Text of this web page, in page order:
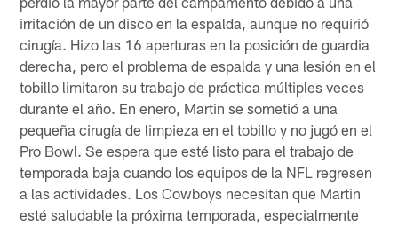
irritación de un disco en la espalda, aunque no requirió
cirugía. Hizo las 16 aperturas en la posición de guardia
derecha, pero el problema de espalda y una lesión en el
tobillo limitaron su trabajo de práctica múltiples veces
durante el año. En enero, Martin se sometió a una
pequeña cirugía de limpieza en el tobillo y no jugó en el
Pro Bowl. Se espera que esté listo para el trabajo de
temporada baja cuando los equipos de la NFL regresen
a las actividades. Los Cowboys necesitan que Martin
esté saludable la próxima temporada, especialmente